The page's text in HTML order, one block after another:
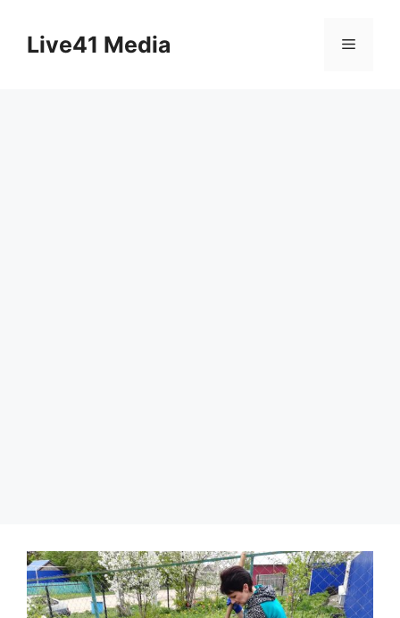
contentLive41 Media Menu